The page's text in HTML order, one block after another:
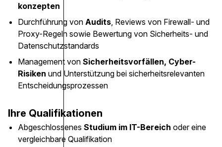
konzepten
Durchführung von Audits, Reviews von Firewall- und
Proxy-Regeln sowie Bewertung von Sicherheits- und
Datenschutzstandards
Management von Sicherheitsvorfällen, Cyber-
Risiken und Unterstützung bei sicherheitsrelevanten
Entscheidungsprozessen
Ihre Qualifikationen
Abgeschlossenes Studium im IT-Bereich oder eine
vergleichbare Qualifikation